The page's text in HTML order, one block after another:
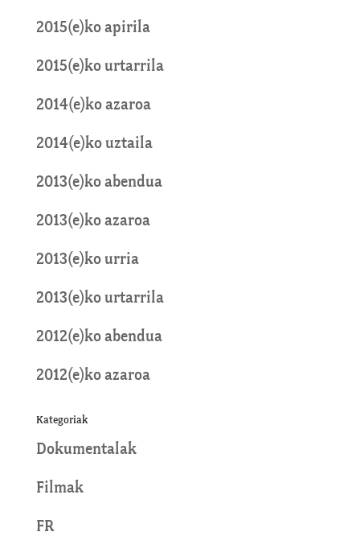
2015(e)ko apirila
2015(e)ko urtarrila
2014(e)ko azaroa
2014(e)ko uztaila
2013(e)ko abendua
2013(e)ko azaroa
2013(e)ko urria
2013(e)ko urtarrila
2012(e)ko abendua
2012(e)ko azaroa
Kategoriak
Dokumentalak
Filmak
FR